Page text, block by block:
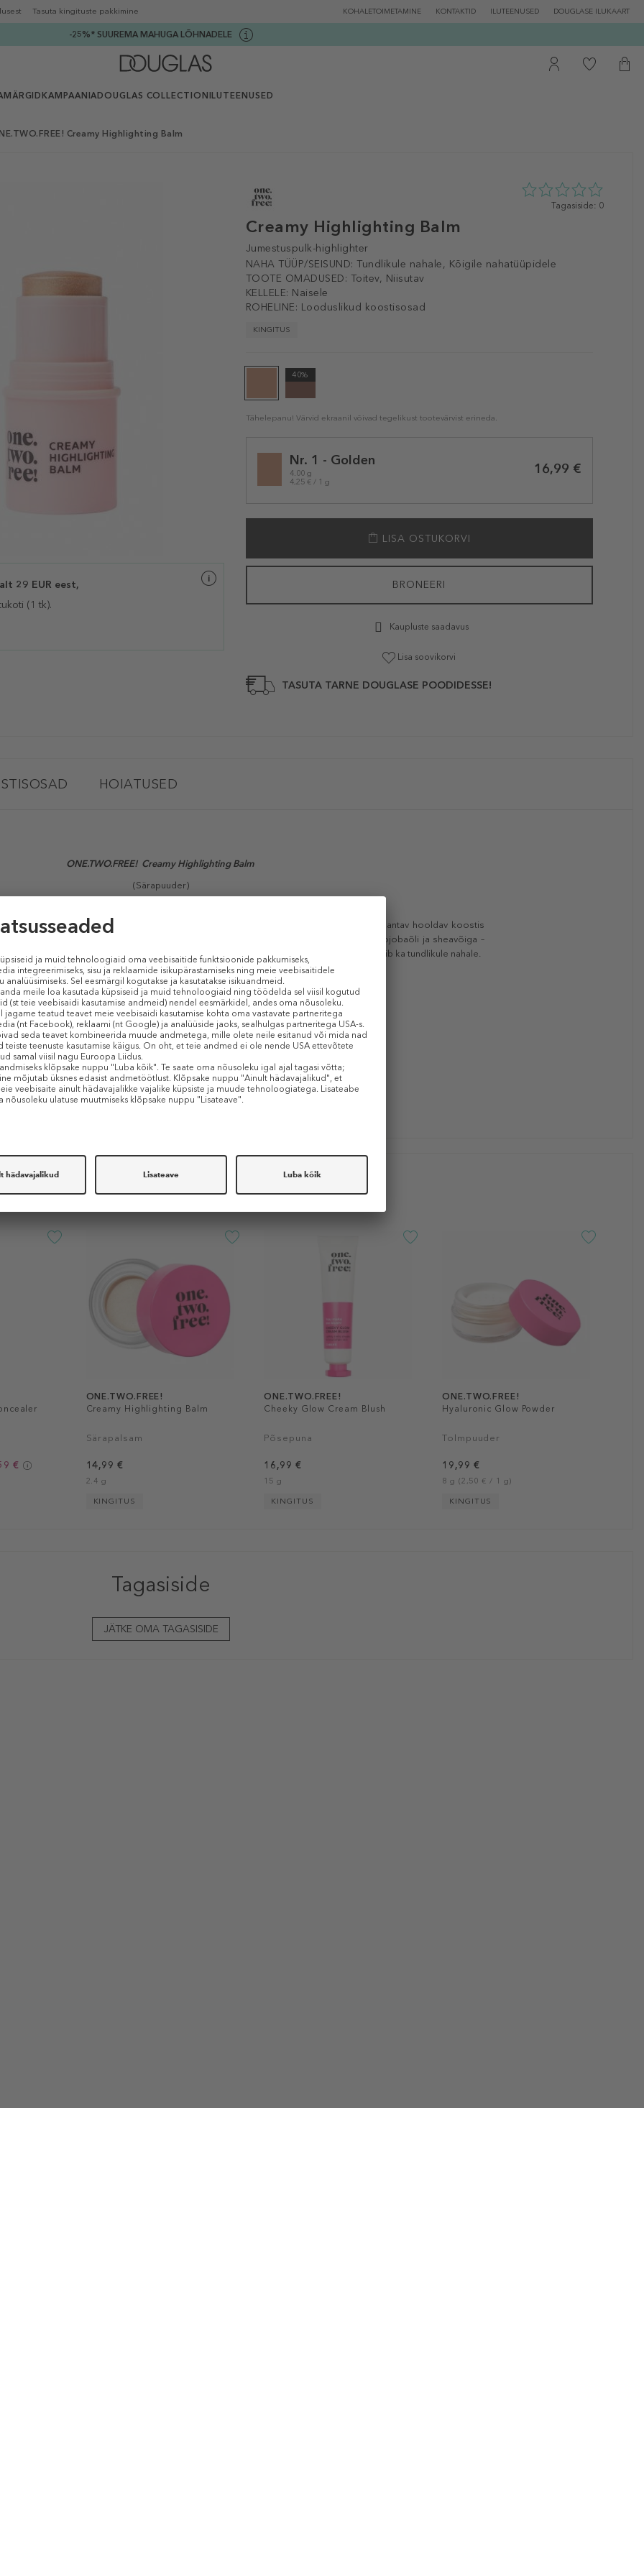
Tasuta kingituste pakkimine KOHALETOIMETAMINE KONTAKTID ILUTEENUSED DOUGLASE ILUKAART
-25%* SUUREMA MAHUGA LÕHNADELE
KAMPAANIADOUGLAS COLLECTION ILUTEENUSED
Creamy Highlighting Balm
Creamy Highlighting Balm
Jumestuspulk-highlighter
NAHA TÜÜP/SEISUND: Tundlikule nahale, Kõigile nahatüüpidele
TOOTE OMADUSED: Toitev, Niisutav
KELLELE: Naisele
ROHELINE: Looduslikud koostisosad
KINGITUS
0
Tagasiside: 0
40%
Tähelepanu! Värvid ekraanil võivad tegelikust tootevärvist erineda.
variationNr. 1 - Golden
4.00 g
4,25 € / 1 g
16,99 €
LISA OSTUKORVI
BRONEERI
Kaupluste saadavus
Lisa soovikorvi
TASUTA TARNE DOUGLASE POODIDESSE!
29 EUR eest,
(1 tk).
HOIATUSED
ONE.TWO.FREE! Creamy Highlighting Balm
(Särapuuder)
Balm loob särava ja peene sära värske ja särava jume saavutamiseks. Lihtsalt pealekantav hooldav koostis
elurõõmsa välimuse saavutamiseks. Rikastatud kääritatud rohelise tee seemneõli, jojobaõli ja sheavõiga –
poolest. 99% koostisosadest on looduslikku päritolu. Kõikidele nahatüüpidele. Sobib ka tundlikule nahale.
TOOTE OMADUSED
Sarnased tooted
€
ONE.TWO.FREE!
Creamy Highlighting Balm
Särapalsam
14,99 €
2.4 g
KINGITUS
ONE.TWO.FREE!
Cheeky Glow Cream Blush
Põsepuna
16,99 €
15 g
KINGITUS
ONE.TWO.FREE!
Hyaluronic Glow Powder
Tolmpuuder
19,99 €
8 g (2,50 € / 1 g)
KINGITUS
Tagasiside
JÄTKE OMA TAGASISIDE